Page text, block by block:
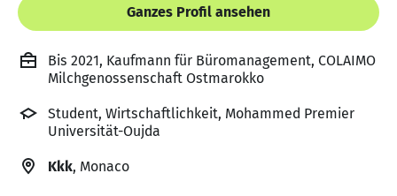
Ganzes Profil ansehen
Bis 2021, Kaufmann für Büromanagement, COLAIMO
Milchgenossenschaft Ostmarokko
Student, Wirtschaftlichkeit, Mohammed Premier
Universität-Oujda
Kkk, Monaco